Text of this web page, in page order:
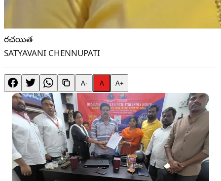
రచయిత
SATYAVANI CHENNUPATI
A- A A+